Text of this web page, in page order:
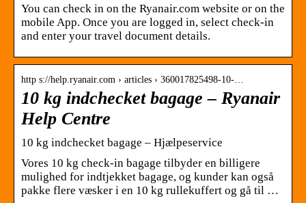
You can check in on the Ryanair.com website or on the
mobile App. Once you are logged in, select check-in
and enter your travel document details.
http s://help.ryanair.com › articles › 360017825498-10-…
10 kg indchecket bagage – Ryanair
Help Centre
10 kg indchecket bagage – Hjælpeservice
Vores 10 kg check-in bagage tilbyder en billigere
mulighed for indtjekket bagage, og kunder kan også
pakke flere væsker i en 10 kg rullekuffert og gå til …